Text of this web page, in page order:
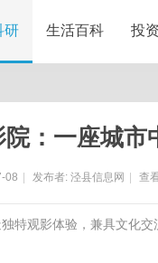
研 生活百科 投
：一座城市
08 发布者: 泾县信息网 查
特观影体验，兼具文化